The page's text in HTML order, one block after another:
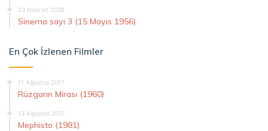
23 Haziran 2026
Sinema sayı 3 (15 Mayıs 1956)
En Çok İzlenen Filmler
11 Ağustos 2017
Rüzgarın Mirası (1960)
13 Ağustos 2017
Mephisto (1981)